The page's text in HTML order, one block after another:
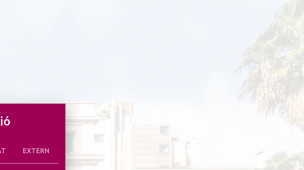
EXTERN